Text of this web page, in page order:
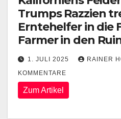
Trumps Razzien
Erntehelfer in die
Farmer in den
1. JULI 2025 RAINER
KOMMENTARE
Zum Artikel